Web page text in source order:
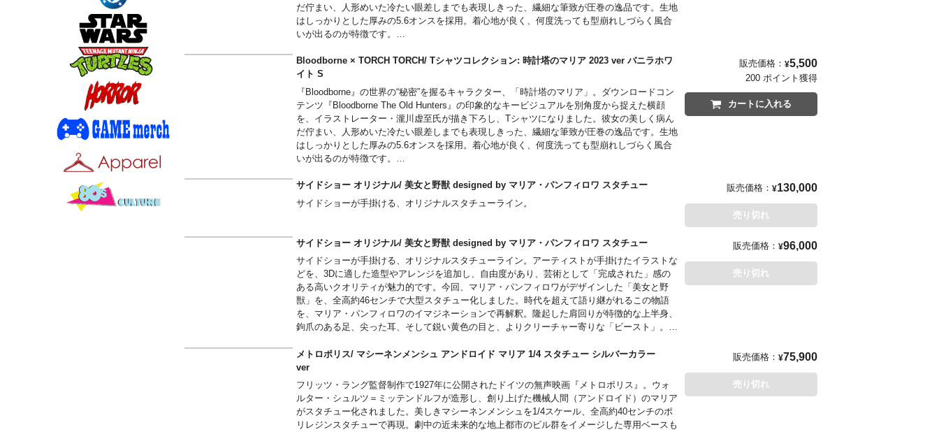
だ佇まい、人形めいた冷たい眼差しまでも表現しきった、繊細な筆致が圧巻の逸品です。生地
はしっかりとした厚みの5.6オンスを採用。着心地が良く、何度洗っても型崩れしづらく風合
いが出るのが特徴です。
上溜まらない「99」の数値はファンなら思わずにやりとしてしまうギミックです。正面から
見ると、ゲーム画面と同じく「右上」に配置されているのもポイント。
Bloodborne × TORCH TORCH/ Tシャツコレクション: 時計塔のマリア 2023 ver バニラホワ
イト S
『Bloodborne』の世界の“秘密”を握るキャラクター、「時計塔のマリア」。ダウンロードコン
テンツ『Bloodborne The Old Hunters』の印象的なキービジュアルを別角度から捉えた横顔
を、イラストレーター・瀧川虚至氏が描き下ろし、Tシャツになりました。彼女の美しく病ん
だ佇まい、人形めいた冷たい眼差しまでも表現しきった、繊細な筆致が圧巻の逸品です。生地
はしっかりとした厚みの5.6オンスを採用。着心地が良く、何度洗っても型崩れしづらく風合
いが出るのが特徴です。
上溜まらない「99」の数値はファンなら思わずにやりとしてしまうギミックです。正面から
見ると、ゲーム画面と同じく「右上」に配置されているのもポイント。
販売価格： ¥5,500
200 ポイント獲得
カートに入れる
サイドショー オリジナル/ 美女と野獣 designed by マリア・パンフィロワ スタチュー
サイドショーが手掛ける、オリジナルスタチューライン。
販売価格： ¥130,000
売り切れ
サイドショー オリジナル/ 美女と野獣 designed by マリア・パンフィロワ スタチュー
サイドショーが手掛ける、オリジナルスタチューライン。アーティストが手掛けたイラストな
どを、3Dに適した造型やアレンジを追加し、自由度があり、芸術として「完成された」感の
ある高いクオリティが魅力的です。今回、マリア・パンフィロワがデザインした「美女と野
獣」を、全高約46センチで大型スタチュー化しました。時代を超えて語り継がれるこの物語
を、マリア・パンフィロワのイマジネーションで再解釈。隆起した肩回りが特徴的な上半身、
鉤爪のある足、尖った耳、そして鋭い黄色の目と、よりクリーチャー寄りな「ビースト」。流
ぞれのコントラストを引き立たせるポージングと構図は秀逸の一言。2人が絡み合った芸術、
ぜひお手元で。
販売価格： ¥96,000
売り切れ
メトロポリス/ マシーネンメンシュ アンドロイド マリア 1/4 スタチュー シルバーカラー
ver
フリッツ・ラング監督制作で1927年に公開されたドイツの無声映画『メトロポリス』。ウォ
ルター・シュルツ＝ミッテンドルフが造形し、創り上げた機械人間（アンドロイド）のマリア
がスタチュー化されました。美しきマシーネンメンシュを1/4スケール、全高約40センチのポ
リレジンスタチューで再現。劇中の近未来的な地上都市のビル群をイメージした専用ベースも
販売価格： ¥75,900
売り切れ